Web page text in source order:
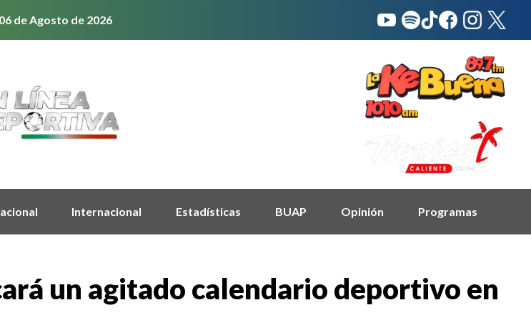
de Agosto de 2026
Internacional Estadísticas BUAP Opinión Programas
un agitado calendario deportivo en